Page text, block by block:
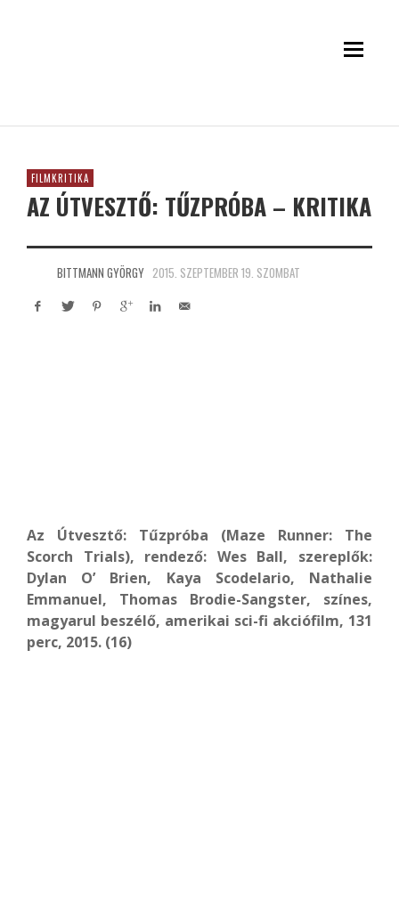
FILMKRITIKA
AZ ÚTVESZTŐ: TŰZPRÓBA – KRITIKA
BITTMANN GYÖRGY 2015. SZEPTEMBER 19. SZOMBAT
Az Útvesztő: Tűzpróba (Maze Runner: The
Scorch Trials), rendező: Wes Ball, szereplők:
Dylan O’ Brien, Kaya Scodelario, Nathalie
Emmanuel, Thomas Brodie-Sangster, színes,
magyarul beszélő, amerikai sci-fi akciófilm, 131
perc, 2015. (16)